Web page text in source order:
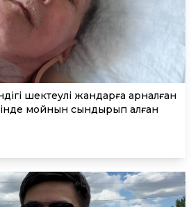
шектеулі жандарға арналған
мойнын сындырып алған